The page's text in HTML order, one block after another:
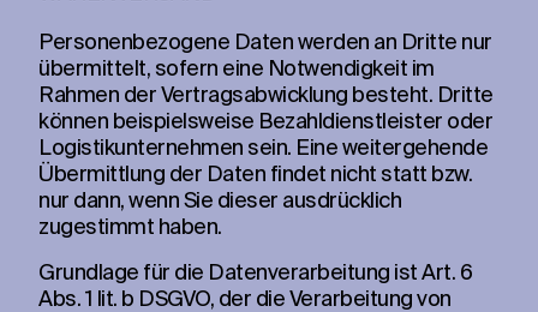
Personenbezogene Daten werden an Dritte nur
übermittelt, sofern eine Notwendigkeit im
Rahmen der Vertragsabwicklung besteht. Dritte
können beispielsweise Bezahldienstleister oder
Logistikunternehmen sein. Eine weitergehende
Übermittlung der Daten findet nicht statt bzw.
nur dann, wenn Sie dieser ausdrücklich
zugestimmt haben.
Grundlage für die Datenverarbeitung ist Art. 6
Abs. 1 lit. b DSGVO, der die Verarbeitung von